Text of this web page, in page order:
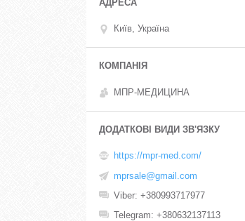
Київ, Україна
МПР-МЕДИЦИНА
https://mpr-med.com/
mprsale@gmail.com
Viber +380993717977
Telegram +380632137113